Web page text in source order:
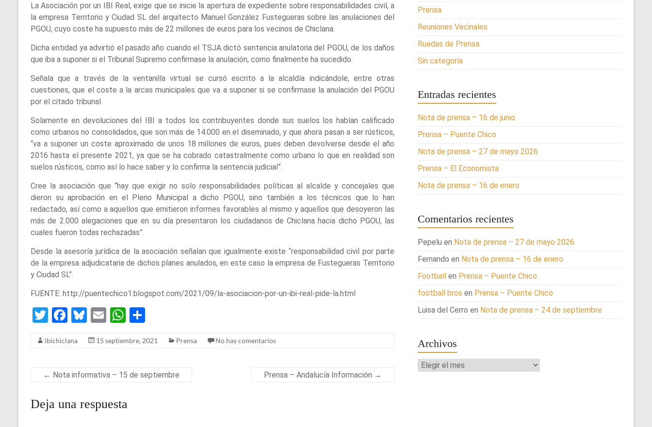
La Asociación por un IBI Real, exige que se inicie la apertura de expediente sobre responsabilidades civil, a
la empresa Territorio y Ciudad SL del arquitecto Manuel González Fustegueras sobre las anulaciones del
PGOU, cuyo coste ha supuesto más de 22 millones de euros para los vecinos de Chiclana.
Dicha entidad ya advirtió el pasado año cuando el TSJA dictó sentencia anulatoria del PGOU, de los daños
que iba a suponer si el Tribunal Supremo confirmase la anulación, como finalmente ha sucedido.
Señala que a través de la ventanilla virtual se cursó escrito a la alcaldía indicándole, entre otras
cuestiones, que el coste a la arcas municipales que va a suponer si se confirmase la anulación del PGOU
por el citado tribunal.
Solamente en devoluciones del IBI a todos los contribuyentes donde sus suelos los habían calificado
como urbanos no consolidados, que son más de 14.000 en el diseminado, y que ahora pasan a ser rústicos,
“va a suponer un coste aproximado de unos 18 millones de euros, pues deben devolverse desde el año
2016 hasta el presente 2021, ya que se ha cobrado catastralmente como urbano lo que en realidad son
suelos rústicos, como así lo hace saber y lo confirma la sentencia judicial”.
Cree la asociación que “hay que exigir no solo responsabilidades políticas al alcalde y concejales que
dieron su aprobación en el Pleno Municipal a dicho PGOU, sino también a los técnicos que lo han
redactado, así como a aquellos que emitieron informes favorables al mismo y aquellos que desoyeron las
más de 2.000 alegaciones que en su día presentaron los ciudadanos de Chiclana hacia dicho PGOU, las
cuales fueron todas rechazadas”.
Desde la asesoría jurídica de la asociación señalan que igualmente existe “responsabilidad civil por parte
de la empresa adjudicataria de dichos planes anulados, en este caso la empresa de Fustegueras Territorio
y Ciudad SL”.
FUENTE: http://puentechico1.blogspot.com/2021/09/la-asociacion-por-un-ibi-real-pide-la.html
T
tt
F
ce
o
k
Bl
es
E
ail
W
at
A
p
ar
ibichiclana 15 septiembre, 2021 Prensa No hay comentarios
← Nota informativa – 15 de septiembre Prensa – Andalucía Información →
Deja una respuesta
Prensa
Reuniones Vecinales
Ruedas de Prensa
Sin categoría
Entradas recientes
Nota de prensa – 16 de junio
Prensa – Puente Chico
Nota de prensa – 27 de mayo 2026
Prensa – El Economista
Nota de prensa – 16 de enero
Comentarios recientes
Pepelu en Nota de prensa – 27 de mayo 2026
Fernando en Nota de prensa – 16 de enero
Football en Prensa – Puente Chico
football bros en Prensa – Puente Chico
Luisa del Cerro en Nota de prensa – 24 de septiembre
Archivos
Archivos